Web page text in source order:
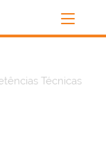
Técnicas